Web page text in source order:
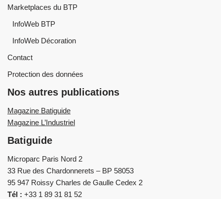
Marketplaces du BTP
InfoWeb BTP
InfoWeb Décoration
Contact
Protection des données
Nos autres publications
Magazine Batiguide
Magazine L’Industriel
Batiguide
Microparc Paris Nord 2
33 Rue des Chardonnerets – BP 58053
95 947 Roissy Charles de Gaulle Cedex 2
Tél : +33 1 89 31 81 52